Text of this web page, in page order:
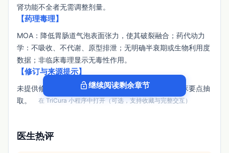
肾功能不全者无需调整剂量。
【药理毒理】
MOA：降低胃肠道气泡表面张力，使其破裂融合；药代动力
学：不吸收、不代谢、原型排泄；无明确半衰期或生物利用度
数据；非临床毒理显示无毒性作用。
【修订与来源提示】
未提供修订日期；文本含非说明书内容，已不用于临床要点抽
取。
lock_open继续阅读剩余章节
在 TriCura 小程序中打开（可选，支持收藏与完整交互）
医生热评